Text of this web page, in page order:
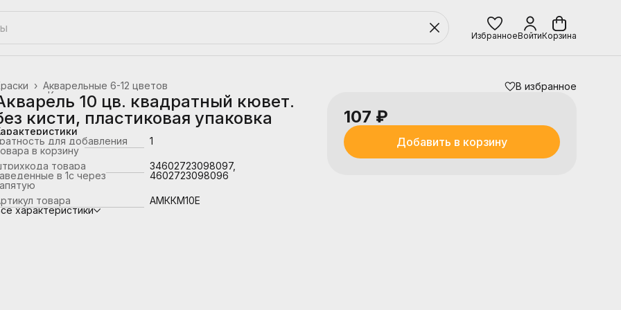
ИзбранноеВойтиКорзина
Акварельные 6-12 цветов
›
Канцтовары, школьные принадлежности
10 цв. квадратный кювет.
кисти, пластиковая упаковка
для добавления
в корзину
1
товара
в 1с через
34602723098097,
4602723098096
товара
АМККМ10Е
характеристики
В избранное
107 ₽
Добавить в корзину